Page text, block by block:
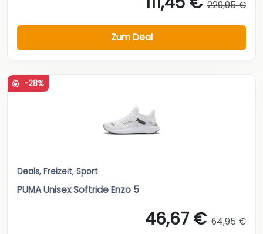
229,95 €
Zum Deal
-28%
Deals, Freizeit, Sport
PUMA Unisex Softride Enzo 5
46,67 € 64,95 €